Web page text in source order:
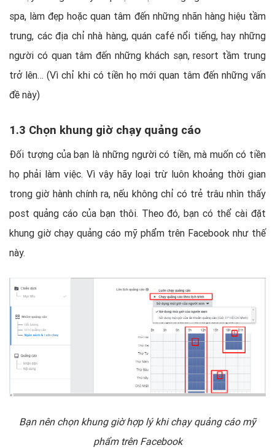
spa, làm đẹp hoặc quan tâm đến những nhãn hàng hiệu tầm
trung, các địa chỉ nhà hàng, quán café nổi tiếng, hay những
người có quan tâm đến những khách sạn, resort tầm trung
trở lên… (Vì chỉ khi có tiền họ mới quan tâm đến những vấn
đề này)
1.3 Chọn khung giờ chạy quảng cáo
Đối tượng của bạn là những người có tiền, mà muốn có tiền
họ phải làm việc. Vì vậy hãy loại trừ luôn khoảng thời gian
trong giờ hành chính ra, nếu không chỉ có trẻ trâu nhìn thấy
post quảng cáo của bạn thôi. Theo đó, bạn có thể cài đặt
khung giờ chạy quảng cáo mỹ phẩm trên Facebook như thế
này.
Bạn nên chọn khung giờ hợp lý khi chạy quảng cáo mỹ
phẩm trên Facebook